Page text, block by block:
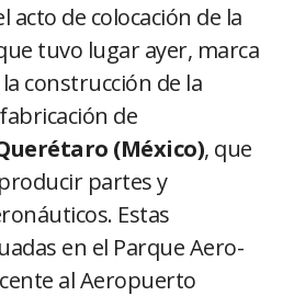
acto de colocación de la
tuvo lugar ayer, marca
construcción de la
de
(México), que
partes y
Estas
en el Parque Aero-
al Aeropuerto